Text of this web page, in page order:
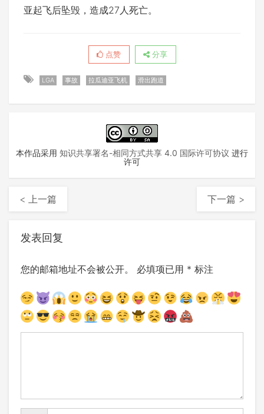
亚起飞后坠毁，造成27人死亡。
点赞 分享
LGA 事故 拉瓜迪亚飞机 滑出跑道
本作品采用 知识共享署名-相同方式共享 4.0 国际许可协议 进行
许可
< 上一篇 下一篇 >
发表回复
您的邮箱地址不会被公开。 必填项已用 * 标注